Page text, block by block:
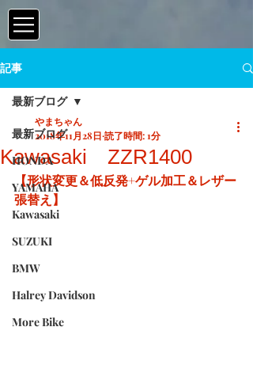
記事
最新ブログ
HONDA
YAMAHA
Kawasaki
SUZUKI
BMW
Halrey Davidson
More Bike
最新ブログ
Kawasaki ZZR1400
やまちゃん
2018年11月28日 読了時間: 1分
【形状変更＆低反発+ゲル加工＆レザー
張替え】